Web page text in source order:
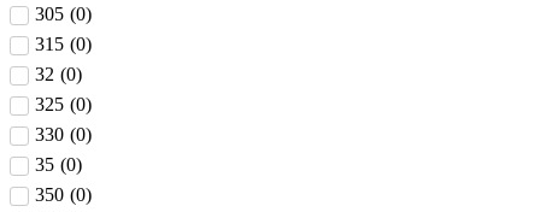
305 (0)
315 (0)
32 (0)
325 (0)
330 (0)
35 (0)
350 (0)